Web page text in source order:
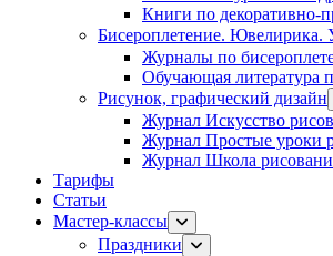
Книги по декоративно-
Бисероплетение. Ювелирика.
Журналы по
Обучающая литература
Рисунок, графический дизайн
Журнал Искусство
Журнал Простые уроки
Журнал Школа
Тарифы
Статьи
Мастер-классы
Праздники